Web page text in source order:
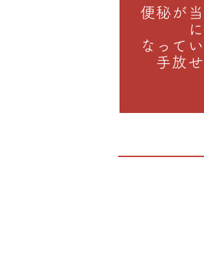
便秘が
に
なって
手放